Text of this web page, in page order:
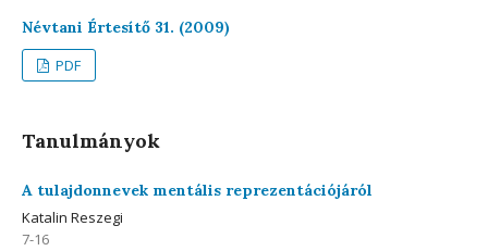
Névtani Értesítő 31. (2009)
PDF
Tanulmányok
A tulajdonnevek mentális reprezentációjáról
Katalin Reszegi
7-16